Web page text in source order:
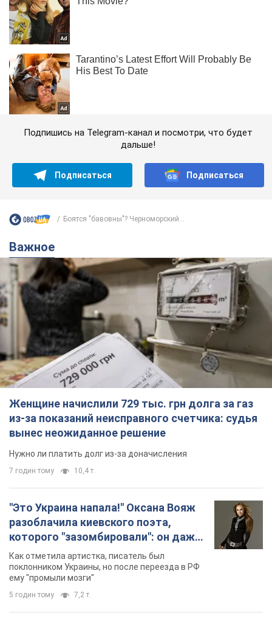
Подпишись на Telegram-канал и посмотри, что будет
дальше!
Подписаться Подписаться
Боятся "бавовны"? Черноморский...
Важное
Женщине начислили 729 тыс. грн долга за газ
из-за показаний неисправного счетчика: судья
вынес неожиданное решение
Нужно ли платить долг из-за доначисления
7 годин тому 10,4 т.
"Это Украина напала!" Оксана Вояж
разоблачила киевского поэта,
которого "зазомбировали": он даже
русского не знал, а теперь хочет
геноцида украинцев
Как отметила артистка, писатель был
поклонником Украины, но после переезда в РФ
ему "промыли мозги"
5 годин тому 7,2 т.